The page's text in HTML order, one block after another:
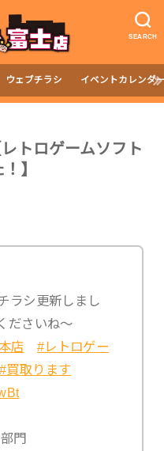
SEARCH
ウェブチラシ イベントカレンダ
トロゲームソフト
】
ラシ更新しまし
ださいね〜
店
#レトロゲー
#買取ります
門